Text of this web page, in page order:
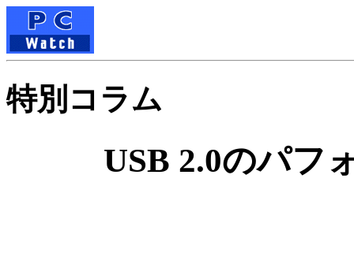
特別コラム
USB 2.0のパフ